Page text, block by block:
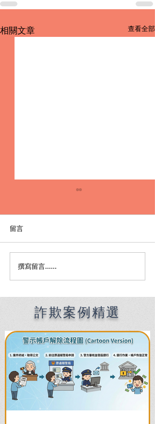
相關文章 查看全部
Premier English
Speaking Criminal
Filipinos in Taiwan:
Chien Sheng
International Law Firm
留言
撰寫留言......
詐欺案例精選